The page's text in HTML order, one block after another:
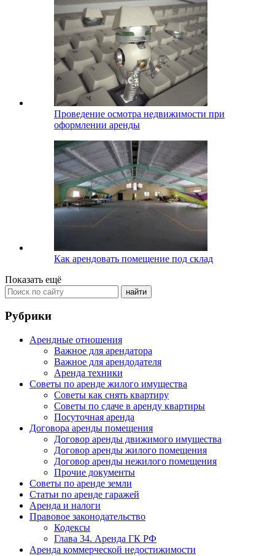
Проведение осмотра недвижимости при
оформлении аренды
Как арендовать помещение под склад
Показать ещё
Рубрики
Арендные отношения
Важное для арендатора
Важное для арендодателя
Аренда техники
Советы по аренде жилого имущества
Советы как снять квартиру
Советы по сдаче в аренду квартиры
Посуточная аренда
Договора аренды помещения
Договор аренды движимого имущества
Договор аренды жилого помещения
Договор аренды нежилого помещения
Прочие документы
Советы по аренде земли
Статьи по аренде гаражей
Аренда и налоги
Правовое законодательство
Кодексы
Глава 34. Аренда ГК РФ
Аренда коммерческой недостижимости